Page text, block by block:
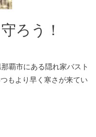
ろう！
覇市にある隠れ家バスト
もより早く寒さが来てい